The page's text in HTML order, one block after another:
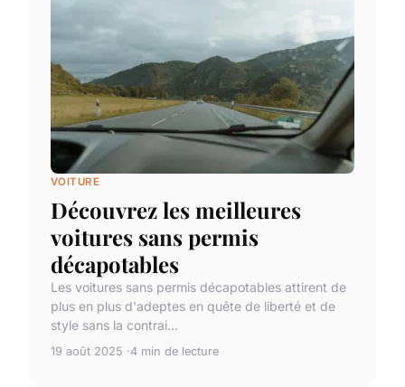
VOITURE
Découvrez les meilleures
voitures sans permis
décapotables
Les voitures sans permis décapotables attirent de
plus en plus d'adeptes en quête de liberté et de
style sans la contrai...
19 août 2025 4 min de lecture